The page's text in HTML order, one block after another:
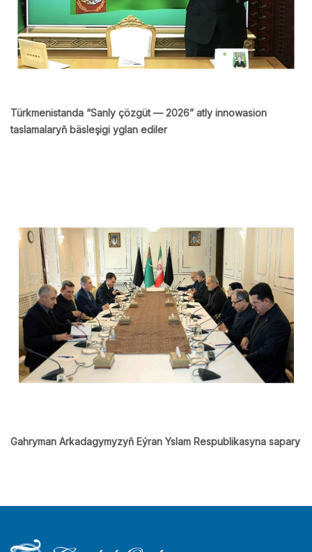
Türkmenistanda “Sanly çözgüt — 2026” atly innowasion
taslamalaryň bäsleşigi yglan ediler
Gahryman Arkadagymyzyň Eýran Yslam Respublikasyna sapary